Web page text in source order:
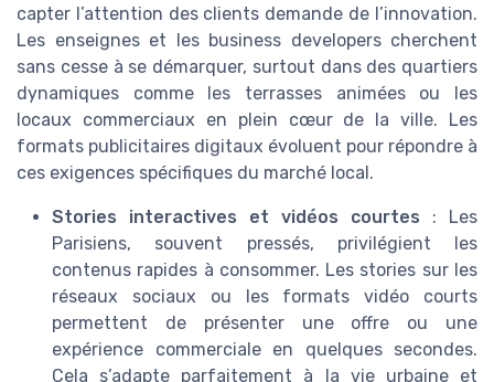
capter l’attention des clients demande de l’innovation.
Les enseignes et les business developers cherchent
sans cesse à se démarquer, surtout dans des quartiers
dynamiques comme les terrasses animées ou les
locaux commerciaux en plein cœur de la ville. Les
formats publicitaires digitaux évoluent pour répondre à
ces exigences spécifiques du marché local.
Stories interactives et vidéos courtes : Les
Parisiens, souvent pressés, privilégient les
contenus rapides à consommer. Les stories sur les
réseaux sociaux ou les formats vidéo courts
permettent de présenter une offre ou une
expérience commerciale en quelques secondes.
Cela s’adapte parfaitement à la vie urbaine et